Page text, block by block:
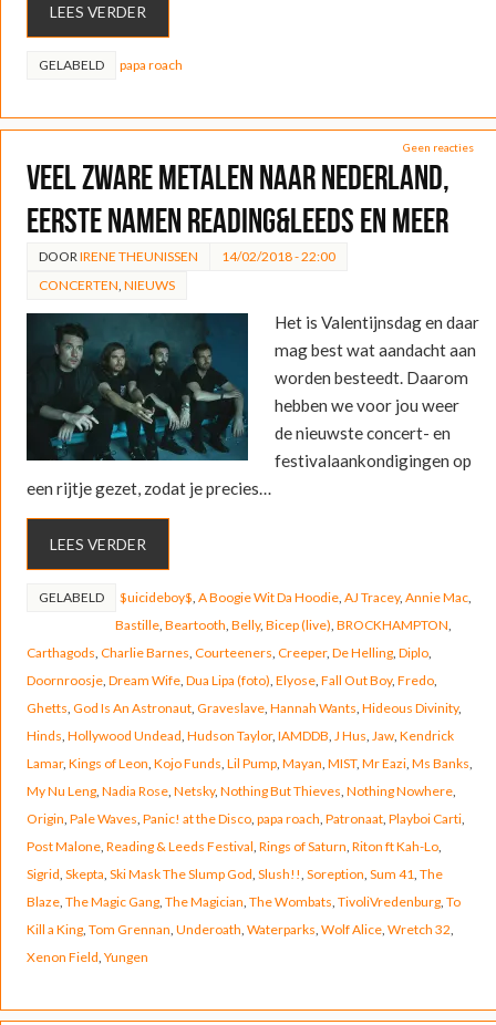
LEES VERDER
GELABELD papa roach
Geen reacties
Veel zware metalen naar Nederland,
eerste namen Reading&Leeds en meer
DOOR IRENE THEUNISSEN
14/02/2018 - 22:00
CONCERTEN NIEUWS
Het is Valentijnsdag en daar
mag best wat aandacht aan
worden besteedt. Daarom
hebben we voor jou weer
de nieuwste concert- en
festivalaankondigingen op
een rijtje gezet, zodat je precies…
LEES VERDER
GELABELD $uicideboy$ A Boogie Wit Da Hoodie, AJ Tracey, Annie Mac,
Bastille, Beartooth Belly, Bicep (live) BROCKHAMPTON
Carthagods Charlie Barnes Courteeners Creeper, De Helling, Diplo,
Doornroosje, Dream Wife, Dua Lipa (foto) Elyose, Fall Out Boy, Fredo,
Ghetts God Is An Astronaut, Graveslave, Hannah Wants Hideous Divinity,
Hinds Hollywood Undead Hudson Taylor, IAMDDB J Hus Jaw, Kendrick
Lamar, Kings of Leon Kojo Funds Lil Pump, Mayan MIST, Mr Eazi, Ms Banks
My Nu Leng, Nadia Rose, Netsky, Nothing But Thieves Nothing Nowhere,
Origin Pale Waves Panic! at the Disco, papa roach Patronaat, Playboi Carti,
Post Malone, Reading & Leeds Festival Rings of Saturn Riton ft Kah-Lo,
Sigrid Skepta Ski Mask The Slump God Slush!! Soreption Sum 41 The
Blaze, The Magic Gang, The Magician The Wombats TivoliVredenburg, To
Kill a King, Tom Grennan Underoath Waterparks Wolf Alice, Wretch 32
Xenon Field Yungen